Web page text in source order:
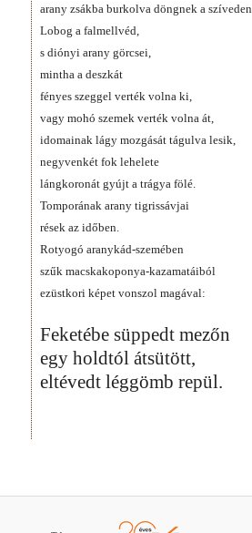
arany zsákba burkolva döngnek a szíveden.
Lobog a falmellvéd,
s diónyi arany görcsei,
mintha a deszkát
fényes szeggel verték volna ki,
vagy mohó szemek verték volna át,
idomainak lágy mozgását tágulva lesik,
negyvenkét fok lehelete
lángkoronát gyújt a trágya fölé.
Tomporának arany tigrissávjai
rések az időben.
Rotyogó aranykád-szemében
szűk macskakoponya-kazamatáiból
ezüstkori képet vonszol magával:
Feketébe süppedt mezőn
egy holdtól átsütött,
eltévedt léggömb repül.